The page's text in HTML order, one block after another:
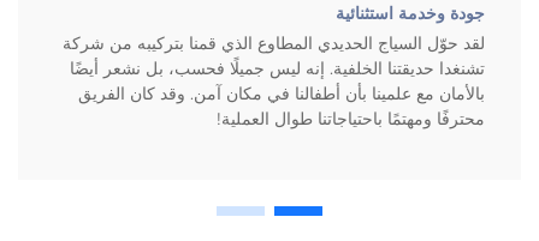
جودة وخدمة استثنائية
لقد حوّل السياج الحديدي المطاوع الذي قمنا بتركيبه من شركة
تشنغدا حديقتنا الخلفية. إنه ليس جميلًا فحسب، بل نشعر أيضًا
بالأمان مع علمينا بأن أطفالنا في مكان آمن. وقد كان الفريق
محترفًا ومهتمًا باحتياجاتنا طوال العملية!